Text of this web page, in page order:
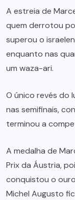
A estreia de
quem derrotou
superou o
enquanto nas
um waza-ari.
O único revés do
nas semifinais,
terminou a
A medalha de
Prix da Áustria,
conquistou o
Michel Augusto